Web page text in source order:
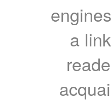
a